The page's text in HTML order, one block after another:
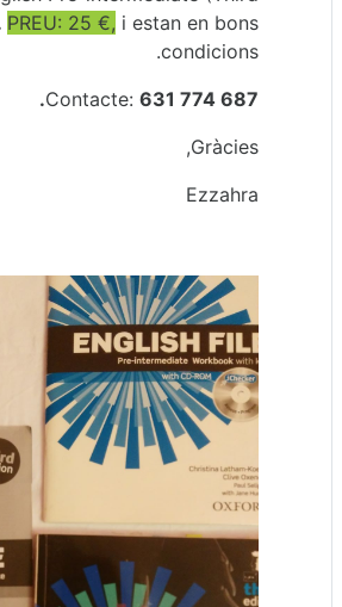
.PREU: 25 €,iestan en bons
condicions.
Contacte:631 774 687.
Gràcies,
Ezzahra